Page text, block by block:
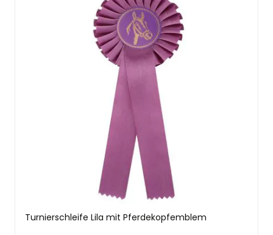
Turnierschleife Lila mit Pferdekopfemblem